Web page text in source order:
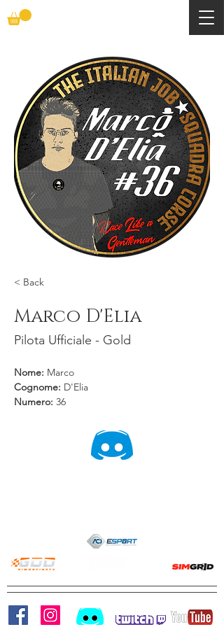
< Back
Marco D'Elia
Pilota Ufficiale - Gold
Nome: Marco
Cognome: D'Elia
Numero: 36